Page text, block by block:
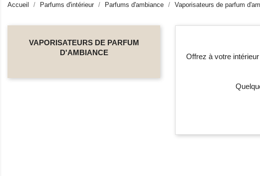
Accueil Parfums d'intérieur Parfums d'ambiance Vaporisateurs de parfum
VAPORISATEURS DE PARFUM
D'AMBIANCE
Offrez à votre